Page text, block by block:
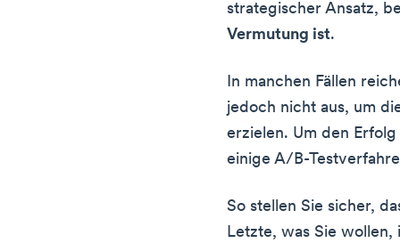
strategischer Ansatz,
Vermutung ist.
In manchen Fällen
jedoch nicht aus, um
erzielen. Um den
einige A/B-
So stellen Sie sicher,
Letzte, was Sie